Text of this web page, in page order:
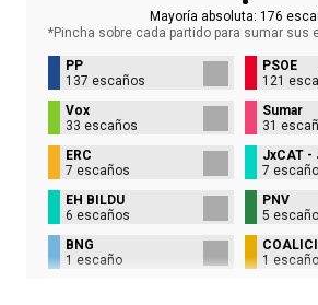
Mayoría absoluta: 176
*Pincha sobre cada partido para sumar sus
PP
137 escaños
PSOE
121
Vox
33 escaños
Sumar
31
ERC
7 escaños
JxCAT -
7
EH BILDU
6 escaños
PNV
5
BNG
1 escaño
1 escaño